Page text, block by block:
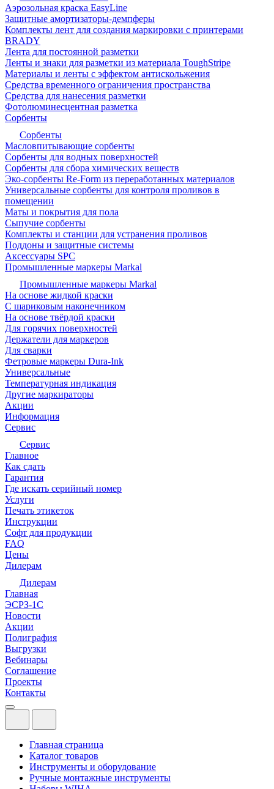
Аэрозольная краска EasyLine
Защитные амортизаторы-демпферы
Комплекты лент для создания маркировки с принтерами
BRADY
Лента для постоянной разметки
Ленты и знаки для разметки из материала ToughStripe
Материалы и ленты с эффектом антискольжения
Средства временного ограничения пространства
Средства для нанесения разметки
Фотолюминесцентная разметка
Сорбенты
Сорбенты
Масловпитывающие сорбенты
Сорбенты для водных поверхностей
Сорбенты для сбора химических веществ
Эко-сорбенты Re-Form из переработанных материалов
Универсальные сорбенты для контроля проливов в
помещении
Маты и покрытия для пола
Сыпучие сорбенты
Комплекты и станции для устранения проливов
Поддоны и защитные системы
Аксессуары SPC
Промышленные маркеры Markal
Промышленные маркеры Markal
На основе жидкой краски
С шариковым наконечником
На основе твёрдой краски
Для горячих поверхностей
Держатели для маркеров
Для сварки
Фетровые маркеры Dura-Ink
Универсальные
Температурная индикация
Другие маркираторы
Акции
Информация
Сервис
Сервис
Главное
Как сдать
Гарантия
Где искать серийный номер
Услуги
Печать этикеток
Инструкции
Софт для продукции
FAQ
Цены
Дилерам
Дилерам
Главная
ЭСРЗ-1С
Новости
Акции
Полиграфия
Выгрузки
Вебинары
Соглашение
Проекты
Контакты
Главная страница
Каталог товаров
Инструменты и оборудование
Ручные монтажные инструменты